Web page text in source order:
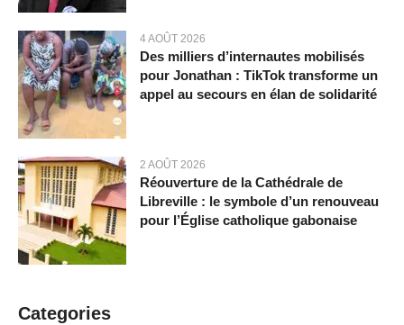
4 AOÛT 2026
Des milliers d’internautes mobilisés
pour Jonathan : TikTok transforme un
appel au secours en élan de solidarité
2 AOÛT 2026
Réouverture de la Cathédrale de
Libreville : le symbole d’un renouveau
pour l’Église catholique gabonaise
Categories